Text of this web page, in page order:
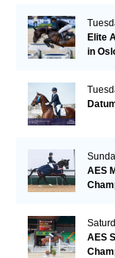
Elite
in
AES
AES